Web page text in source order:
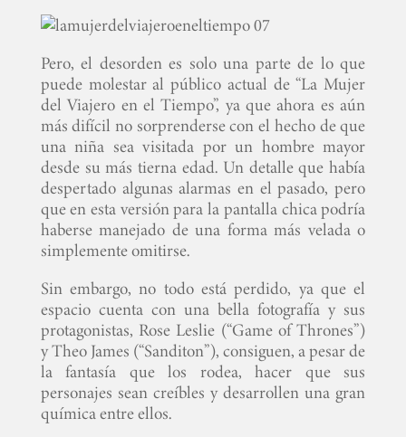
Pero, el desorden es solo una parte de lo que
puede molestar al público actual de “La Mujer
del Viajero en el Tiempo”, ya que ahora es aún
más difícil no sorprenderse con el hecho de que
una niña sea visitada por un hombre mayor
desde su más tierna edad. Un detalle que había
despertado algunas alarmas en el pasado, pero
que en esta versión para la pantalla chica podría
haberse manejado de una forma más velada o
simplemente omitirse.
Sin embargo, no todo está perdido, ya que el
espacio cuenta con una bella fotografía y sus
protagonistas, Rose Leslie (“Game of Thrones”)
y Theo James (“Sanditon”), consiguen, a pesar de
la fantasía que los rodea, hacer que sus
personajes sean creíbles y desarrollen una gran
química entre ellos.